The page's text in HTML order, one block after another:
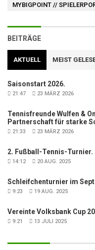
MYBIGPOINT //
BEITRÄGE
AKTUELL MEIST
Saisonstart 2026.
21:47 23 MÄRZ 2026
Tennisfreunde Wulfen &
Partnerschaft für starke
21:33 23 MÄRZ 2026
2. Fußball-Tennis-Turnier.
14:12 20 AUG. 2025
Schleifchenturnier im
9:23 19 AUG. 2025
Vereinte Volksbank Cup
9:21 13 JULI 2025